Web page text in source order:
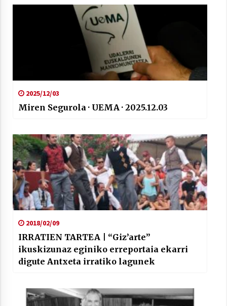
2025/12/03
Miren Segurola · UEMA · 2025.12.03
2018/02/09
IRRATIEN TARTEA | “Giz’arte”
ikuskizunaz eginiko erreportaia ekarri
digute Antxeta irratiko lagunek